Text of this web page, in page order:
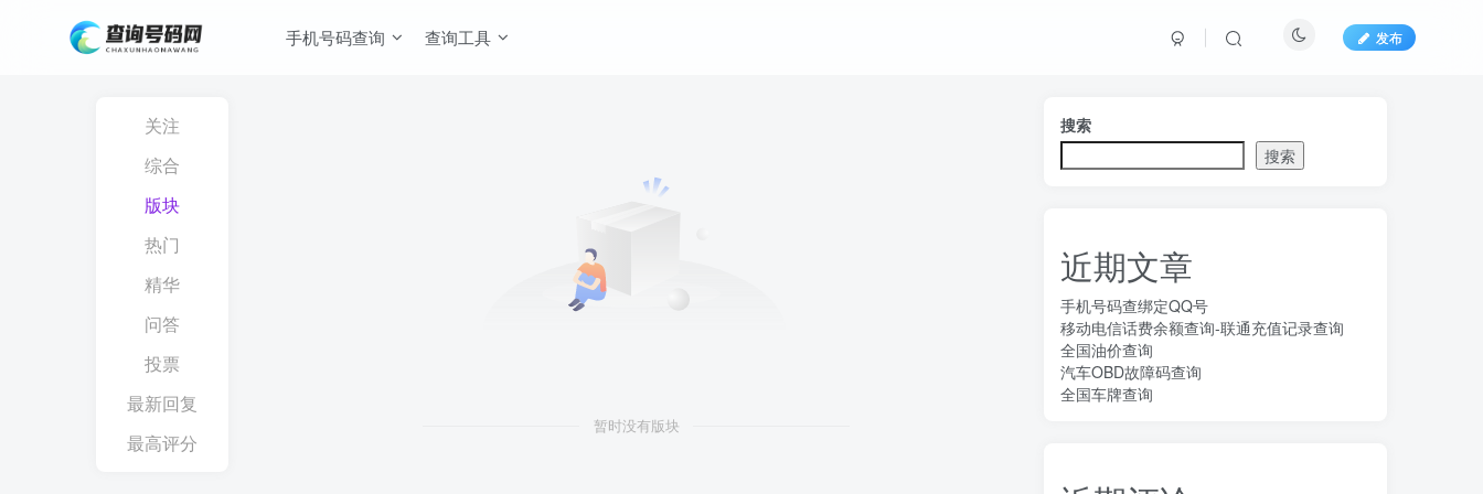
手机号码查询 查询工具 发布
关注
综合
版块
热门
精华
问答
投票
最新回复
最高评分
暂时没有版块
搜索
搜索
近期文章
手机号码查绑定QQ号
移动电信话费余额查询-联通充值记录查询
全国油价查询
汽车OBD故障码查询
全国车牌查询